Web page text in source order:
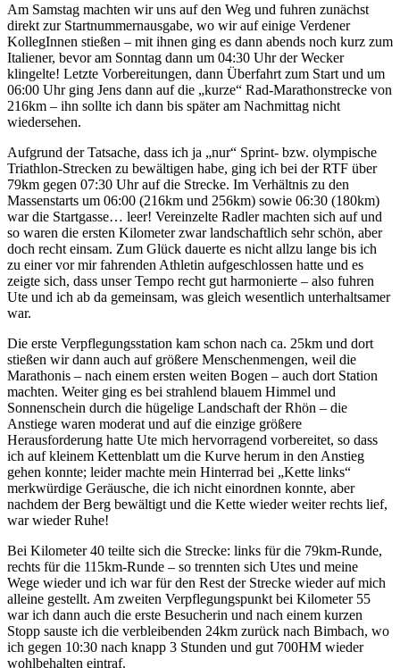
Am Samstag machten wir uns auf den Weg und fuhren zunächst
direkt zur Startnummernausgabe, wo wir auf einige Verdener
KollegInnen stießen – mit ihnen ging es dann abends noch kurz zum
Italiener, bevor am Sonntag dann um 04:30 Uhr der Wecker
klingelte! Letzte Vorbereitungen, dann Überfahrt zum Start und um
06:00 Uhr ging Jens dann auf die „kurze“ Rad-Marathonstrecke von
216km – ihn sollte ich dann bis später am Nachmittag nicht
wiedersehen.
Aufgrund der Tatsache, dass ich ja „nur“ Sprint- bzw. olympische
Triathlon-Strecken zu bewältigen habe, ging ich bei der RTF über
79km gegen 07:30 Uhr auf die Strecke. Im Verhältnis zu den
Massenstarts um 06:00 (216km und 256km) sowie 06:30 (180km)
war die Startgasse… leer! Vereinzelte Radler machten sich auf und
so waren die ersten Kilometer zwar landschaftlich sehr schön, aber
doch recht einsam. Zum Glück dauerte es nicht allzu lange bis ich
zu einer vor mir fahrenden Athletin aufgeschlossen hatte und es
zeigte sich, dass unser Tempo recht gut harmonierte – also fuhren
Ute und ich ab da gemeinsam, was gleich wesentlich unterhaltsamer
war.
Die erste Verpflegungsstation kam schon nach ca. 25km und dort
stießen wir dann auch auf größere Menschenmengen, weil die
Marathonis – nach einem ersten weiten Bogen – auch dort Station
machten. Weiter ging es bei strahlend blauem Himmel und
Sonnenschein durch die hügelige Landschaft der Rhön – die
Anstiege waren moderat und auf die einzige größere
Herausforderung hatte Ute mich hervorragend vorbereitet, so dass
ich auf kleinem Kettenblatt um die Kurve herum in den Anstieg
gehen konnte; leider machte mein Hinterrad bei „Kette links“
merkwürdige Geräusche, die ich nicht einordnen konnte, aber
nachdem der Berg bewältigt und die Kette wieder weiter rechts lief,
war wieder Ruhe!
Bei Kilometer 40 teilte sich die Strecke: links für die 79km-Runde,
rechts für die 115km-Runde – so trennten sich Utes und meine
Wege wieder und ich war für den Rest der Strecke wieder auf mich
alleine gestellt. Am zweiten Verpflegungspunkt bei Kilometer 55
war ich dann auch die erste Besucherin und nach einem kurzen
Stopp sauste ich die verbleibenden 24km zurück nach Bimbach, wo
ich gegen 10:30 nach knapp 3 Stunden und gut 700HM wieder
wohlbehalten eintraf.